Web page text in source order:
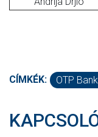
CÍMKÉK: OTP